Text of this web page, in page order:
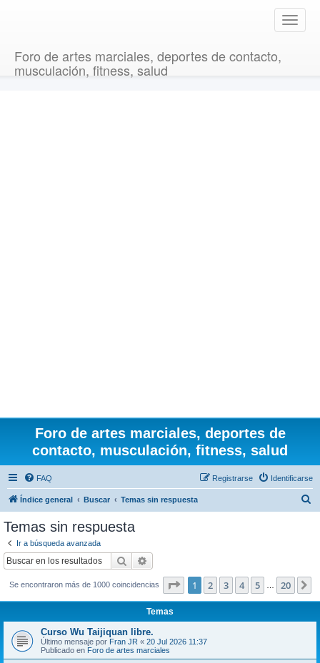
T
o
Foro de artes marciales, deportes de contacto,
musculación, fitness, salud
Foro de artes marciales, deportes de
contacto, musculación, fitness, salud
FAQ Identificarse
Registrarse
Índice general Buscar Temas sin respuesta
Temas sin respuesta
Ir a búsqueda avanzada
Buscar
Se encontraron más de 1000 coincidencias Página de 20
1 2 3 4 5 20
Temas
Curso Wu Taijiquan libre.
Último mensaje por Fran JR « 20 Jul 2026 11:37
Publicado en Foro de artes marciales